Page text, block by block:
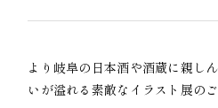
より岐阜の日本酒や酒蔵に親し
いが溢れる素敵なイラスト展の